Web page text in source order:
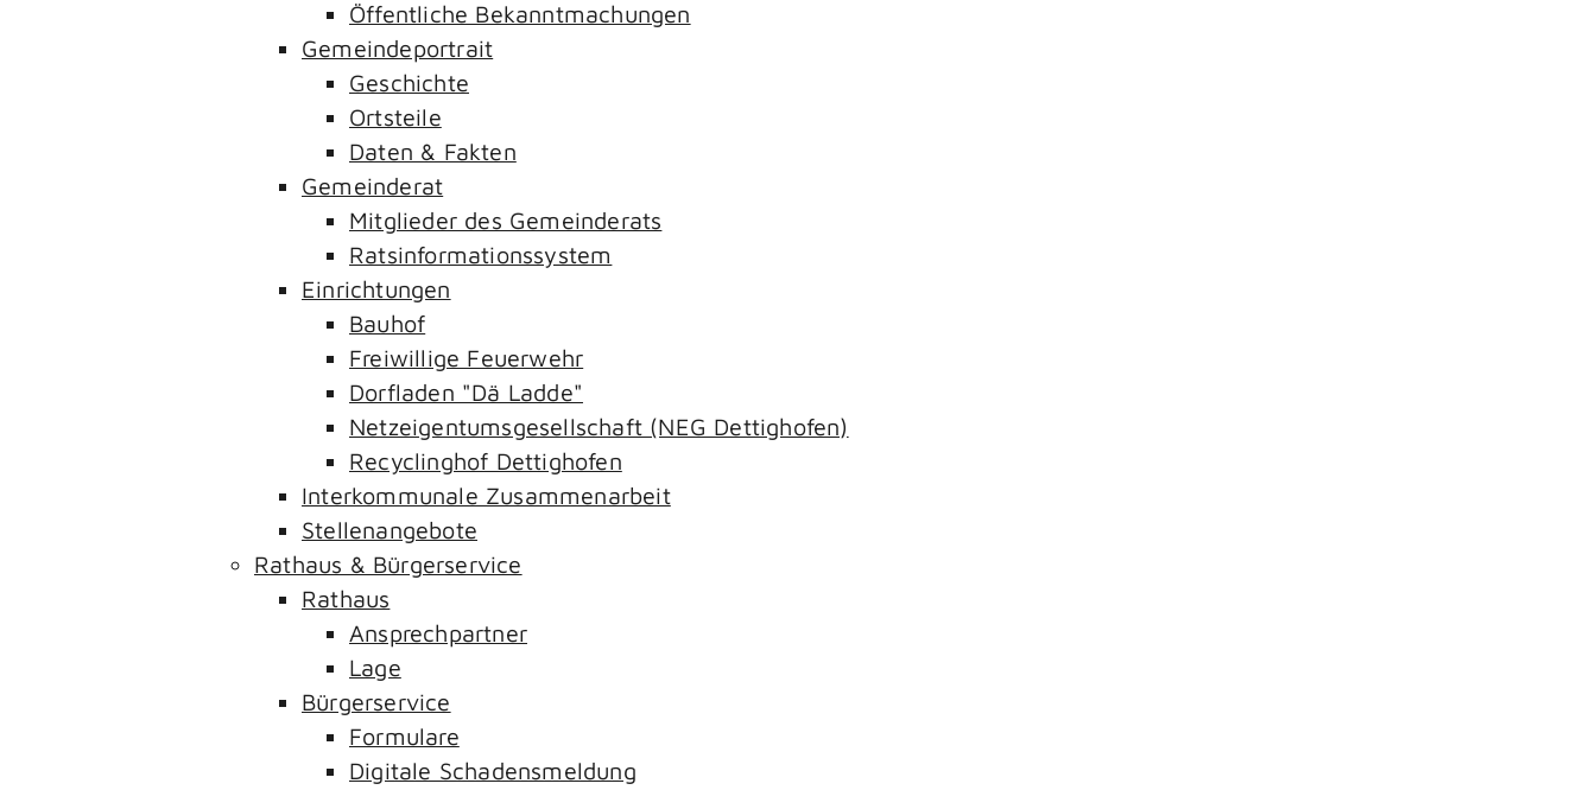
Öffentliche Bekanntmachungen
Gemeindeportrait
Geschichte
Ortsteile
Daten & Fakten
Gemeinderat
Mitglieder des Gemeinderats
Ratsinformationssystem
Einrichtungen
Bauhof
Freiwillige Feuerwehr
Dorfladen "Dä Ladde"
Netzeigentumsgesellschaft (NEG Dettighofen)
Recyclinghof Dettighofen
Interkommunale Zusammenarbeit
Stellenangebote
Rathaus & Bürgerservice
Rathaus
Ansprechpartner
Lage
Bürgerservice
Formulare
Digitale Schadensmeldung